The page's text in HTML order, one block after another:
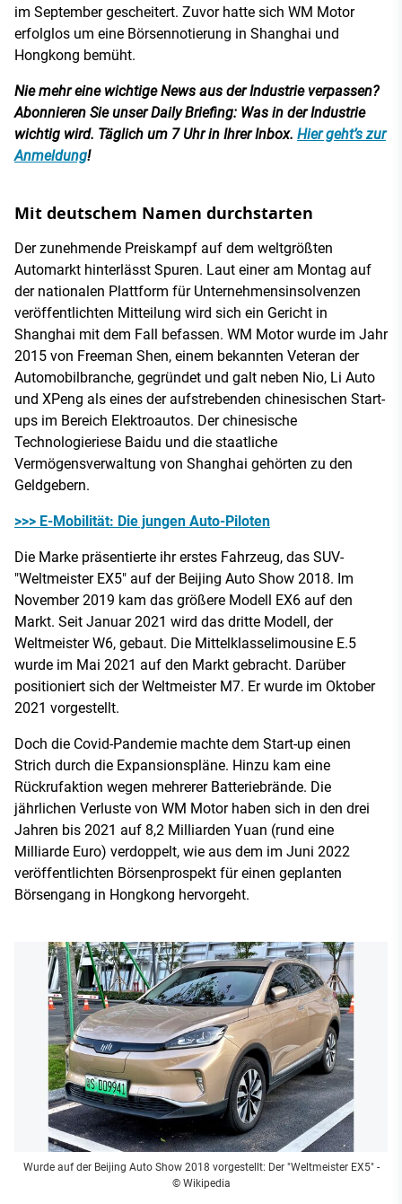
im September gescheitert. Zuvor hatte sich WM Motor
erfolglos um eine Börsennotierung in Shanghai und
Hongkong bemüht.
Nie mehr eine wichtige News aus der Industrie verpassen?
Abonnieren Sie unser Daily Briefing: Was in der Industrie
wichtig wird. Täglich um 7 Uhr in Ihrer Inbox. Hier geht’s zur
Anmeldung!
Mit deutschem Namen durchstarten
Der zunehmende Preiskampf auf dem weltgrößten
Automarkt hinterlässt Spuren. Laut einer am Montag auf
der nationalen Plattform für Unternehmensinsolvenzen
veröffentlichten Mitteilung wird sich ein Gericht in
Shanghai mit dem Fall befassen. WM Motor wurde im Jahr
2015 von Freeman Shen, einem bekannten Veteran der
Automobilbranche, gegründet und galt neben Nio, Li Auto
und XPeng als eines der aufstrebenden chinesischen Start-
ups im Bereich Elektroautos. Der chinesische
Technologieriese Baidu und die staatliche
Vermögensverwaltung von Shanghai gehörten zu den
Geldgebern.
>>> E-Mobilität: Die jungen Auto-Piloten
Die Marke präsentierte ihr erstes Fahrzeug, das SUV-
"Weltmeister EX5" auf der Beijing Auto Show 2018. Im
November 2019 kam das größere Modell EX6 auf den
Markt. Seit Januar 2021 wird das dritte Modell, der
Weltmeister W6, gebaut. Die Mittelklasselimousine E.5
wurde im Mai 2021 auf den Markt gebracht. Darüber
positioniert sich der Weltmeister M7. Er wurde im Oktober
2021 vorgestellt.
Doch die Covid-Pandemie machte dem Start-up einen
Strich durch die Expansionspläne. Hinzu kam eine
Rückrufaktion wegen mehrerer Batteriebrände. Die
jährlichen Verluste von WM Motor haben sich in den drei
Jahren bis 2021 auf 8,2 Milliarden Yuan (rund eine
Milliarde Euro) verdoppelt, wie aus dem im Juni 2022
veröffentlichten Börsenprospekt für einen geplanten
Börsengang in Hongkong hervorgeht.
Wurde auf der Beijing Auto Show 2018 vorgestellt: Der "Weltmeister EX5"-
© Wikipedia